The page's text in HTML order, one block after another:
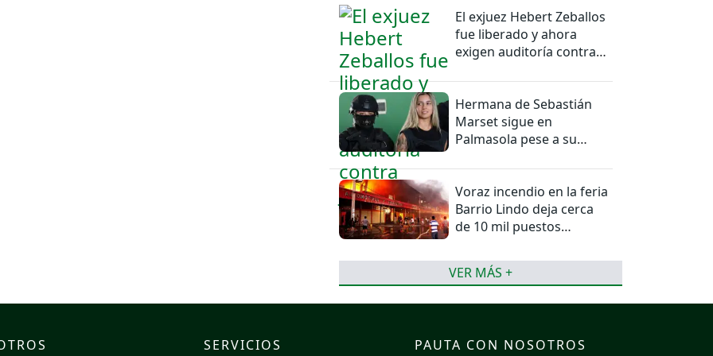
El exjuez Hebert Zeballos
fue liberado y ahora
exigen auditoría contra
Hermana de Sebastián
Marset sigue en
Palmasola pese a su
Voraz incendio en la feria
Barrio Lindo deja cerca
de 10 mil puestos
VER MÁS +
SERVICIOS PAUTA CON NOSOTROS